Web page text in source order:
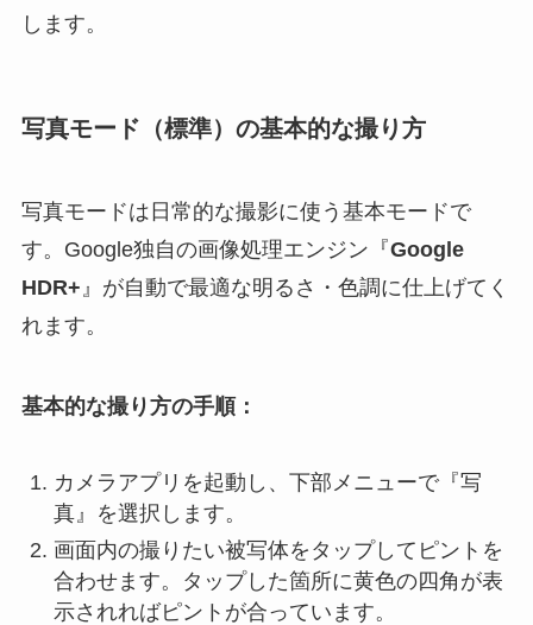
します。
写真モード（標準）の基本的な撮り方
写真モードは日常的な撮影に使う基本モードで
す。Google独自の画像処理エンジン『Google
HDR+ 』が自動で最適な明るさ・色調に仕上げてく
れます。
基本的な撮り方の手順：
カメラアプリを起動し、下部メニューで『写
真』を選択します。
画面内の撮りたい被写体をタップしてピントを
合わせます。タップした箇所に黄色の四角が表
示されればピントが合っています。